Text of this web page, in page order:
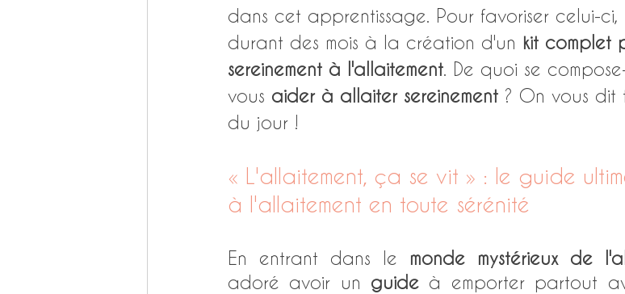
dans cet apprentissage. Pour favoriser celui-
durant des mois à la création d'un kit complet
sereinement à l'allaitement . De quoi se
vous aider à allaiter sereinement ? On vous
du jour !
« L'allaitement, ça se vit » : le guide
à l'allaitement en toute sérénité
En entrant dans le monde mystérieux de
adoré avoir un guide à emporter partout